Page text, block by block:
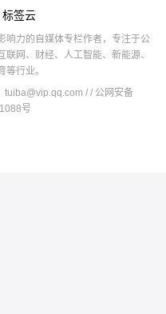
标签云
响力的自媒体专栏作者，专注于公
网、财经、人工智能、新能源、
等行业。
tuiba@vip.qq.com / / 公网安备
号